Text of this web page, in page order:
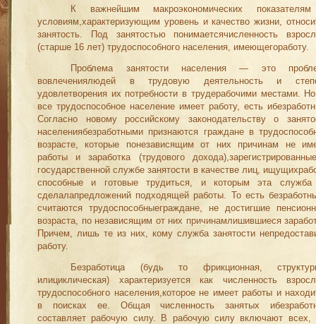
К важнейшим макроэкономических
условиям,характеризующим уровень и качество жизни,
занятость. Под занятостью понимаетсячисленность
(старше 16 лет) трудоспособного населения, имеющегоработу.
Проблема занятости населения — это
вовлечениялюдей в трудовую деятельность и
удовлетворения их потребности в трудерабочими местами.
все трудоспособное население имеет работу, есть
Согласно новому российскому законодательству о
населениябезработными признаются граждане в
возрасте, которые понезависящим от них причинам не
работы и заработка (трудового
государственной службе занятости в качестве лиц,
способные и готовые трудиться, и которым эта
сделалапредложений подходящей работы. То есть
счи­таются трудоспособныеграждане, не достигшие
возраста, по независящим от них причинамлишившиеся
Причем, лишь те из них, кому служба занятости
работу.
Безработица (будь то фрикционная,
илициклическая) характеризуется как численность
трудоспособного населе­ния,которое не имеет работы и
в поисках ее. Общая численность занятых
составляет рабочую силу. В ра­бочую силу включают всех,